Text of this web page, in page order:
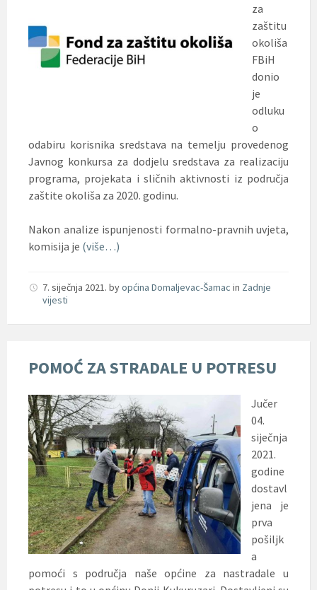
za
zaštitu
okoliša
FBiH
donio
je
odluku
o
odabiru korisnika sredstava na temelju provedenog
Javnog konkursa za dodjelu sredstava za realizaciju
programa, projekata i sličnih aktivnosti iz područja
zaštite okoliša za 2020. godinu.
Nakon analize ispunjenosti formalno-pravnih uvjeta,
komisija je (više…)
7. siječnja 2021. byopćina Domaljevac-Šamac in Zadnje
vijesti
POMOĆ ZA STRADALE U POTRESU
Jučer
04.
siječnja
2021.
godine
dostavl
jena je
prva
pošiljk
a
pomoći s područja naše općine za nastradale u